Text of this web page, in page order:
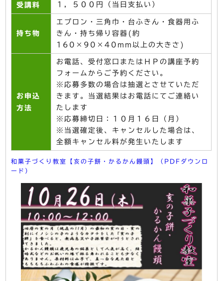
受講料 １，５００円（当日支払い）
持ち物
エプロン・三角巾・台ふきん・食器用ふ
きん・持ち帰り容器(約
160×90×40mm以上の大きさ)
お申込
方法
お電話、受付窓口またはＨＰの講座予約
フォームからご予約ください。
※応募多数の場合は抽選とさせていただ
きます。当選結果はお電話にてご連絡い
たします
※応募締切日：１０月１６日（月）
※当選確定後、キャンセルした場合は、
全額キャンセル料が発生いたします
和菓子づくり教室【亥の子餅・かるかん饅頭】（PDFダウンロ
ード）